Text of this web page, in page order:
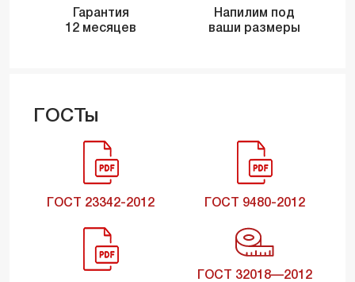
Гарантия
12 месяцев
Напилим под
ваши размеры
ГОСТы
ГОСТ 23342-2012 ГОСТ 9480-2012
ГОСТ 32018—2012